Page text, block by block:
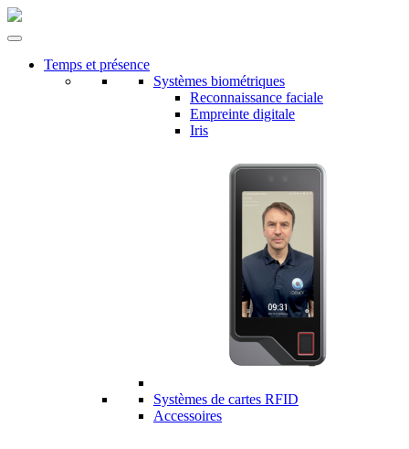
Temps et présence
Systèmes biométriques
Reconnaissance faciale
Empreinte digitale
Iris
Systèmes de cartes RFID
Accessoires